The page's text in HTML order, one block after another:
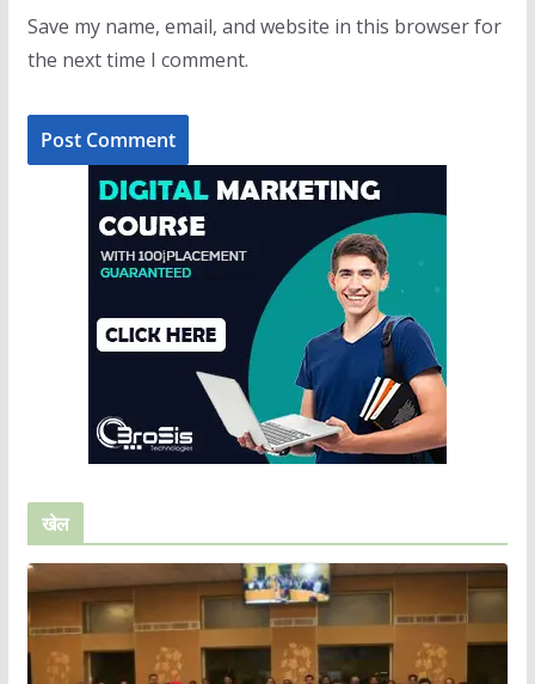
Save my name, email, and website in this browser for
the next time I comment.
खेल